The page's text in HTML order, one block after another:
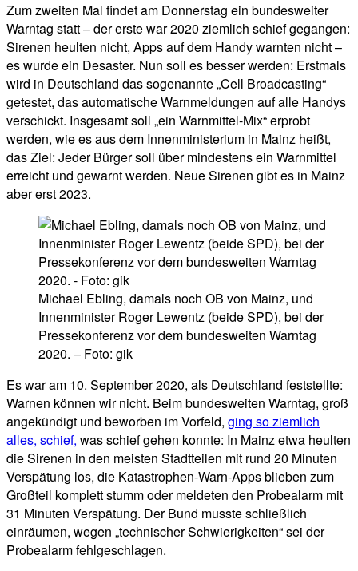
Zum zweiten Mal findet am Donnerstag ein bundesweiter
Warntag statt – der erste war 2020 ziemlich schief gegangen:
Sirenen heulten nicht, Apps auf dem Handy warnten nicht –
es wurde ein Desaster. Nun soll es besser werden: Erstmals
wird in Deutschland das sogenannte „Cell Broadcasting“
getestet, das automatische Warnmeldungen auf alle Handys
verschickt. Insgesamt soll „ein Warnmittel-Mix“ erprobt
werden, wie es aus dem Innenministerium in Mainz heißt,
das Ziel: Jeder Bürger soll über mindestens ein Warnmittel
erreicht und gewarnt werden. Neue Sirenen gibt es in Mainz
aber erst 2023.
Michael Ebling, damals noch OB von Mainz, und
Innenminister Roger Lewentz (beide SPD), bei der
Pressekonferenz vor dem bundesweiten Warntag
2020. – Foto: gik
Es war am 10. September 2020, als Deutschland feststellte:
Warnen können wir nicht. Beim bundesweiten Warntag, groß
angekündigt und beworben im Vorfeld, ging so ziemlich
alles, schief, was schief gehen konnte: In Mainz etwa heulten
die Sirenen in den meisten Stadtteilen mit rund 20 Minuten
Verspätung los, die Katastrophen-Warn-Apps blieben zum
Großteil komplett stumm oder meldeten den Probealarm mit
31 Minuten Verspätung. Der Bund musste schließlich
einräumen, wegen „technischer Schwierigkeiten“ sei der
Probealarm fehlgeschlagen.